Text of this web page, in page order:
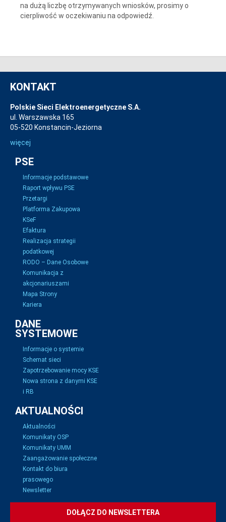
na dużą liczbę otrzymywanych wniosków, prosimy o
cierpliwość w oczekiwaniu na odpowiedź.
KONTAKT
Polskie Sieci Elektroenergetyczne S.A.
ul. Warszawska 165
05-520 Konstancin-Jeziorna
więcej
PSE
Informacje podstawowe
Raport wpływu PSE
Przetargi
Platforma Zakupowa
KSeF
Efaktura
Realizacja strategii
podatkowej
RODO – Dane Osobowe
Komunikacja z
akcjonariuszami
Mapa Strony
Kariera
DANE
SYSTEMOWE
Informacje o systemie
Schemat sieci
Zapotrzebowanie mocy KSE
Nowa strona z danymi KSE
i RB
AKTUALNOŚCI
Aktualności
Komunikaty OSP
Komunikaty UMM
Zaangażowanie społeczne
Kontakt do biura
prasowego
Newsletter
DOŁĄCZ DO NEWSLETTERA